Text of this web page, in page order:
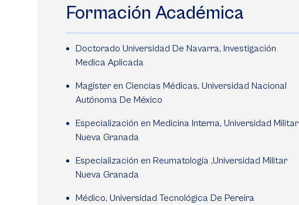
Formación Académica
Doctorado Universidad De Navarra, Investigación
Medica Aplicada
Magíster en Ciencias Médicas, Universidad Nacional
Autónoma De México
Especialización en Medicina Interna, Universidad Militar
Nueva Granada
Especialización en Reumatología ,Universidad Militar
Nueva Granada
Médico, Universidad Tecnológica De Pereira